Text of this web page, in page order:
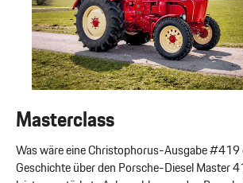
Masterclass
Was wäre eine Christophorus-Ausgabe #419
Geschichte über den Porsche-Diesel Master